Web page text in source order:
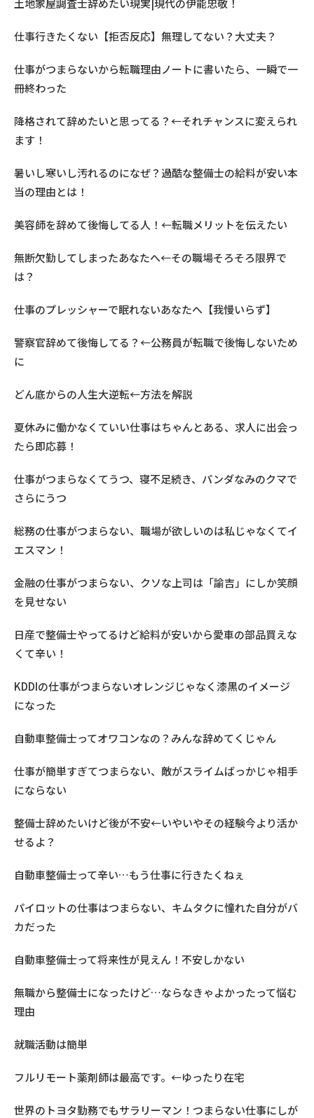
土地家屋調査士辞めたい現実|現代の伊能忠敬！
仕事行きたくない【拒否反応】無理してない？大丈夫？
仕事がつまらないから転職理由ノートに書いたら、一瞬で一
冊終わった
降格されて辞めたいと思ってる？←それチャンスに変えられ
ます！
暑いし寒いし汚れるのになぜ？過酷な整備士の給料が安い本
当の理由とは！
美容師を辞めて後悔してる人！←転職メリットを伝えたい
無断欠勤してしまったあなたへ←その職場そろそろ限界で
は？
仕事のプレッシャーで眠れないあなたへ【我慢いらず】
警察官辞めて後悔してる？←公務員が転職で後悔しないため
に
どん底からの人生大逆転←方法を解説
夏休みに働かなくていい仕事はちゃんとある、求人に出会っ
たら即応募！
仕事がつまらなくてうつ、寝不足続き、パンダなみのクマで
さらにうつ
総務の仕事がつまらない、職場が欲しいのは私じゃなくてイ
エスマン！
金融の仕事がつまらない、クソな上司は「諭吉」にしか笑顔
を見せない
日産で整備士やってるけど給料が安いから愛車の部品買えな
くて辛い！
KDDIの仕事がつまらないオレンジじゃなく漆黒のイメージ
になった
自動車整備士ってオワコンなの？みんな辞めてくじゃん
仕事が簡単すぎてつまらない、敵がスライムばっかじゃ相手
にならない
整備士辞めたいけど後が不安←いやいやその経験今より活か
せるよ？
自動車整備士って辛い…もう仕事に行きたくねぇ
パイロットの仕事はつまらない、キムタクに憧れた自分がバ
カだった
自動車整備士って将来性が見えん！不安しかない
無職から整備士になったけど…ならなきゃよかったって悩む
理由
就職活動は簡単
フルリモート薬剤師は最高です。←ゆったり在宅
世界のトヨタ勤務でもサラリーマン！つまらない仕事にしが